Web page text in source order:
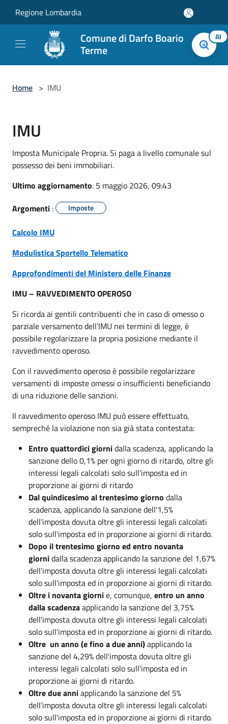
Regione Lombardia
Comune di Darfo Boario
Terme
AI
Home > IMU
IMU
Imposta Municipale Propria. Si paga a livello comunale sul
possesso dei beni immobiliari.
Ultimo aggiornamento: 5 maggio 2026, 09:43
Argomenti : Imposte
Calcolo IMU
Modulistica Sportello Telematico
Approfondimenti del Ministero delle Finanze
IMU – RAVVEDIMENTO OPEROSO
Si ricorda ai gentili contribuenti che in caso di omesso o
parziale versamento dell’IMU nei termini di legge, è
possibile regolarizzare la propria posizione mediante il
ravvedimento operoso.
Con il ravvedimento operoso è possibile regolarizzare
versamenti di imposte omessi o insufficienti beneficiando
di una riduzione delle sanzioni.
Il ravvedimento operoso IMU può essere effettuato,
sempreché la violazione non sia già stata contestata:
Entro quattordici giornidalla scadenza, applicando la
sanzione dello 0,1% per ogni giorno di ritardo, oltre gli
interessi legali calcolati solo sull'imposta ed in
proporzione ai giorni di ritardo
Dal quindicesimo al trentesimo giorno dalla
scadenza, applicando la sanzione dell'1,5%
dell'imposta dovuta oltre gli interessi legali calcolati
solo sull'imposta ed in proporzione ai giorni di ritardo.
Dopo il trentesimo giorno ed entro novanta
giornidalla scadenza applicando la sanzione del 1,67%
dell'imposta dovuta oltre gli interessi legali calcolati
solo sull'imposta ed in proporzione ai giorni di ritardo.
Oltre i novanta giornie, comunque, entro un anno
dalla scadenzaapplicando la sanzione del 3,75%
dell'imposta dovuta oltre gli interessi legali calcolati
solo sull'imposta ed in proporzione ai giorni di ritardo.
Oltre un anno (e fino a due anni)applicando la
sanzione del 4,29% dell'imposta dovuta oltre gli
interessi legali calcolati solo sull'imposta ed in
proporzione ai giorni di ritardo.
Oltre due anniapplicando la sanzione del 5%
dell'imposta dovuta oltre gli interessi legali calcolati
solo sull'imposta ed in proporzione ai giorni di ritardo.